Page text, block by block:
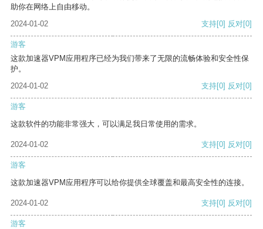
助你在网络上自由移动。
2024-01-02
支持[0] 反对[0]
游客
这款加速器VPM应用程序已经为我们带来了无限的流畅体验和安全性保
护。
2024-01-02
支持[0] 反对[0]
游客
这款软件的功能非常强大，可以满足我日常使用的需求。
2024-01-02 支持[0] 反对[0]
游客
这款加速器VPM应用程序可以给你提供全球覆盖和最高安全性的连接。
2024-01-02 支持[0] 反对[0]
游客